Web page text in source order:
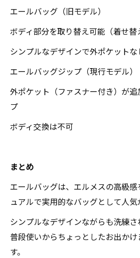
エールバッグ（旧モデル）
ボディ部分を取り替え可能（着せ替
シンプルなデザインで外ポケットな
エールバッグジップ（現行モデル）
外ポケット（ファスナー付き）が
プ
ボディ交換は不可
まとめ
エールバッグは、エルメスの高級
ュアルで実用的なバッグとして人気
シンプルなデザインながらも洗練さ
普段使いからちょっとしたお出か
す。